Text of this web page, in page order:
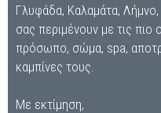
Γλυφάδα, Καλαμάτα,
σας περιμένουν με τις
πρόσωπο, σώμα, spa,
καμπίνες τους.
Με εκτίμηση,